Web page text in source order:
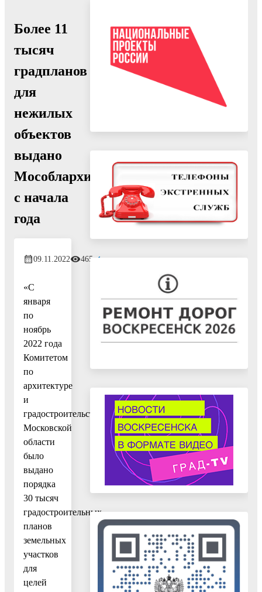
Более 11
тысяч
градпланов
для
нежилых
объектов
выдано
Мособлархитектурой
с начала
года
09.11.2022 465
«С
января
по
ноябрь
2022 года
Комитетом
по
архитектуре
и
градостроительству
Московской
области
было
выдано
порядка
30 тысяч
градостроительных
планов
земельных
участков
для
целей